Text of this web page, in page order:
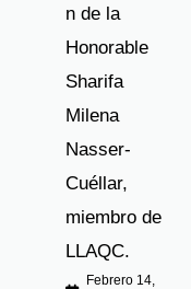
n de la
Honorable
Sharifa
Milena
Nasser-
Cuéllar,
miembro de
LLAQC.
Febrero 14,